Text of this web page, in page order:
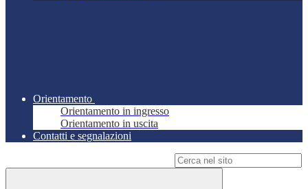
Orientamento
Orientamento in ingresso
Orientamento in uscita
Contatti e segnalazioni